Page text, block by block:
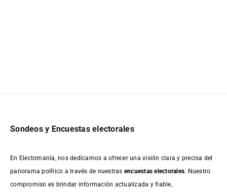
Sondeos y Encuestas electorales
En Electomanía, nos dedicamos a ofrecer una visión clara y precisa del
panorama político a través de nuestras encuestas electorales. Nuestro
compromiso es brindar información actualizada y fiable,